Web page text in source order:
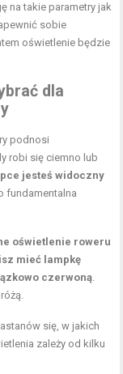
na takie parametry jak
sobie
oświetlenie będzie
dla
podnosi
robi się ciemno lub
jesteś widoczny
fundamentalna
oświetlenie roweru
mieć lampkę
czerwoną.
się, w jakich
zależy od kilku